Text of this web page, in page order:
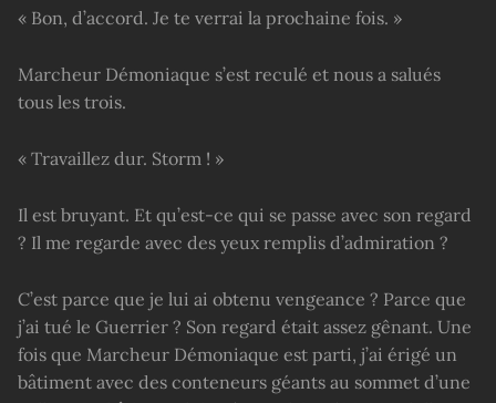
« Bon, d’accord. Je te verrai la prochaine fois. »
Marcheur Démoniaque s’est reculé et nous a salués
tous les trois.
« Travaillez dur. Storm ! »
Il est bruyant. Et qu’est-ce qui se passe avec son regard
? Il me regarde avec des yeux remplis d’admiration ?
C’est parce que je lui ai obtenu vengeance ? Parce que
j’ai tué le Guerrier ? Son regard était assez gênant. Une
fois que Marcheur Démoniaque est parti, j’ai érigé un
bâtiment avec des conteneurs géants au sommet d’une